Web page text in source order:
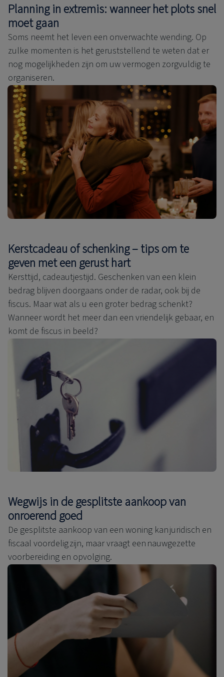
Planning in extremis: wanneer het plots snel
moet gaan
Soms neemt het leven een onverwachte wending. Op
zulke momenten is het geruststellend te weten dat er
nog mogelijkheden zijn om uw vermogen zorgvuldig te
organiseren.
Kerstcadeau of schenking – tips om te
geven met een gerust hart
Kersttijd, cadeautjestijd. Geschenken van een klein
bedrag blijven doorgaans onder de radar, ook bij de
fiscus. Maar wat als u een groter bedrag schenkt?
Wanneer wordt het meer dan een vriendelijk gebaar, en
komt de fiscus in beeld?
Wegwijs in de gesplitste aankoop van
onroerend goed
De gesplitste aankoop van een woning kan juridisch en
fiscaal voordelig zijn, maar vraagt een nauwgezette
voorbereiding en opvolging.